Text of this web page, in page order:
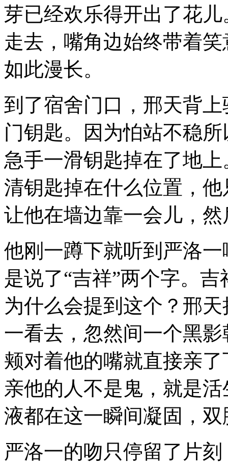
芽已经欢乐得开出了花
走去，嘴角边始终带着
如此漫长。
到了宿舍门口，邢天背
门钥匙。因为怕站不稳
急手一滑钥匙掉在了地
清钥匙掉在什么位置，
让他在墙边靠一会儿，
他刚一蹲下就听到严洛
是说了“吉祥”两个字。
为什么会提到这个？邢
一看去，忽然间一个黑
颊对着他的嘴就直接亲
亲他的人不是鬼，就是
液都在这一瞬间凝固，
严洛一的吻只停留了片